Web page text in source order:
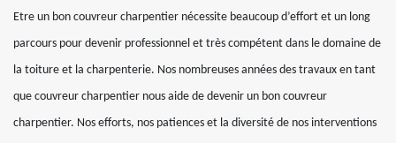
Etre un bon couvreur charpentier nécessite beaucoup d’effort et un long
parcours pour devenir professionnel et très compétent dans le domaine de
la toiture et la charpenterie. Nos nombreuses années des travaux en tant
que couvreur charpentier nous aide de devenir un bon couvreur
charpentier. Nos efforts, nos patiences et la diversité de nos interventions